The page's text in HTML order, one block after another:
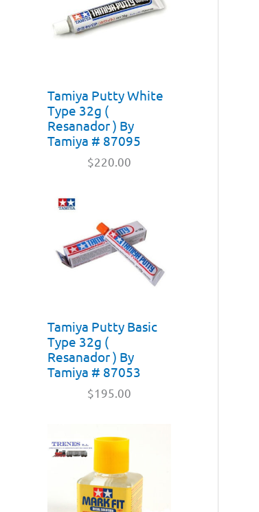
Tamiya Putty White
Type 32g (
Resanador ) By
Tamiya # 87095
$220.00
Tamiya Putty Basic
Type 32g (
Resanador ) By
Tamiya # 87053
$195.00